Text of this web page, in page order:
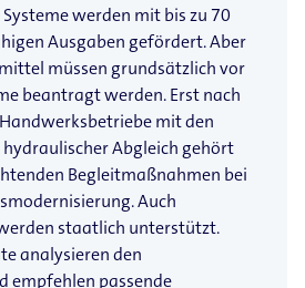
werden mit bis zu 70
Ausgaben gefördert. Aber
müssen grundsätzlich vor
beantragt werden. Erst nach
mit den
Abgleich gehört
Begleitmaßnahmen bei
Auch
staatlich unterstützt.
analysieren den
empfehlen passende